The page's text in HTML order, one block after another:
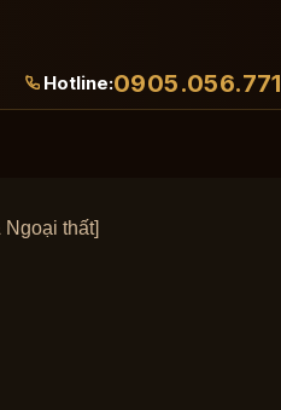
Hotline:0905.056.771
thất]